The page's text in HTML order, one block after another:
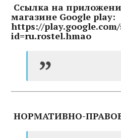
Ссылка на
магазине Google play:
https://
id=ru.rostel.hmao
НОРМАТИВНО-